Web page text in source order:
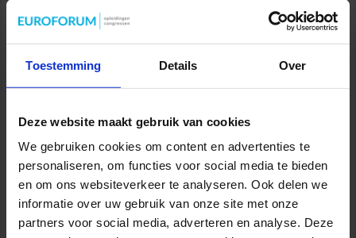
Toestemming Details Over
Deze website maakt gebruik van cookies
We gebruiken cookies om content en advertenties te
personaliseren, om functies voor social media te bieden
en om ons websiteverkeer te analyseren. Ook delen we
informatie over uw gebruik van onze site met onze
partners voor social media, adverteren en analyse. Deze
Kabinet wil dak- en thuislozen sneller aan
woning met begeleiding helpen
Openbare orde en veiligheid, Overig Veiligheid